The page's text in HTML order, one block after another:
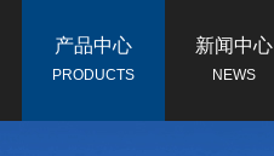
产品中心
PRODUCTS
新闻中心
NEWS